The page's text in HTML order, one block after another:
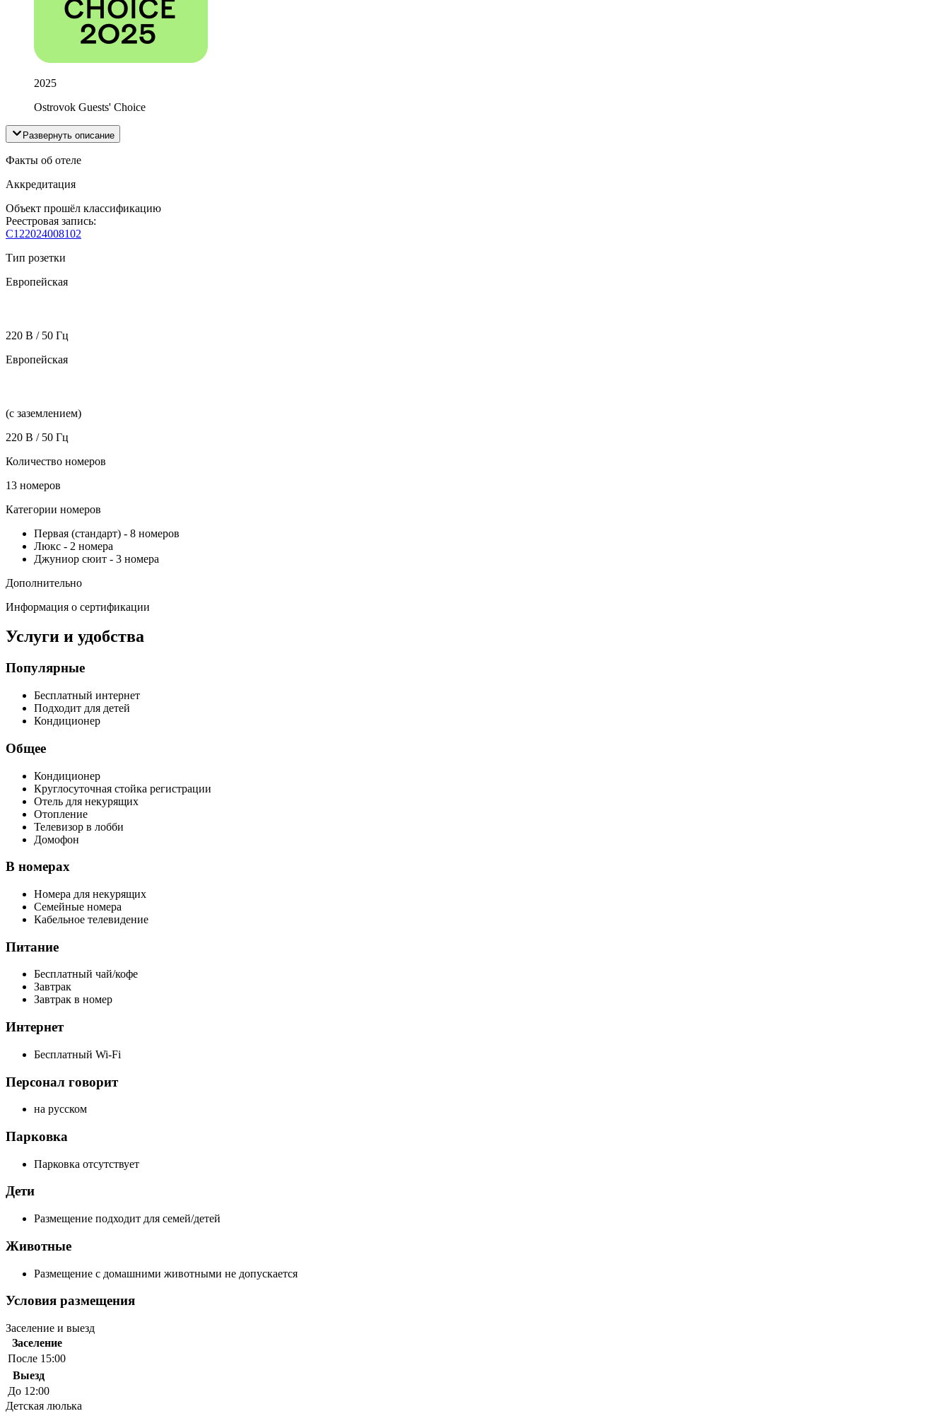
2025
Ostrovok Guests' Choice
Развернуть описание
Факты об отеле
Аккредитация
Объект прошёл классификацию
Реестровая запись:
С122024008102
Тип розетки
Европейская
220 В / 50 Гц
Европейская
(с заземлением)
220 В / 50 Гц
Количество номеров
13 номеров
Категории номеров
Первая (стандарт) - 8 номеров
Люкс - 2 номера
Джуниор сюит - 3 номера
Дополнительно
Информация о сертификации
Услуги и удобства
Популярные
Бесплатный интернет
Подходит для детей
Кондиционер
Общее
Кондиционер
Круглосуточная стойка регистрации
Отель для некурящих
Отопление
Телевизор в лобби
Домофон
В номерах
Номера для некурящих
Семейные номера
Кабельное телевидение
Питание
Бесплатный чай/кофе
Завтрак
Завтрак в номер
Интернет
Бесплатный Wi-Fi
Персонал говорит
на русском
Парковка
Парковка отсутствует
Дети
Размещение подходит для семей/детей
Животные
Размещение с домашними животными не допускается
Условия размещения
Заселение и выезд
Заселение
После 15:00
Выезд
До 12:00
Детская люлька